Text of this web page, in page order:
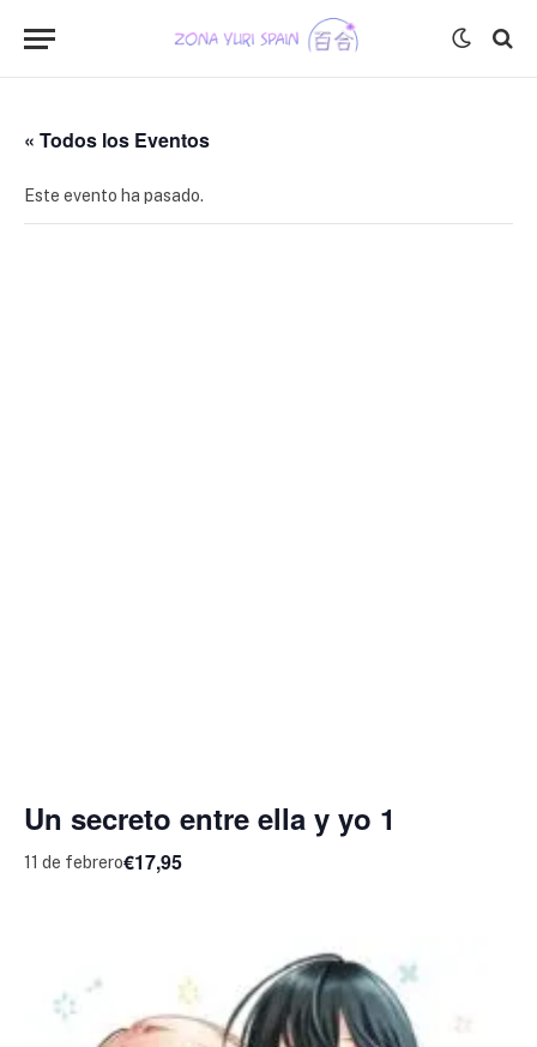
« Todos los Eventos
Este evento ha pasado.
Un secreto entre ella y yo 1
11 de febrero€17,95